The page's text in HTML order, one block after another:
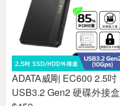
ADATA威剛 EC600 2.5吋
USB3.2 Gen2 硬碟外接盒